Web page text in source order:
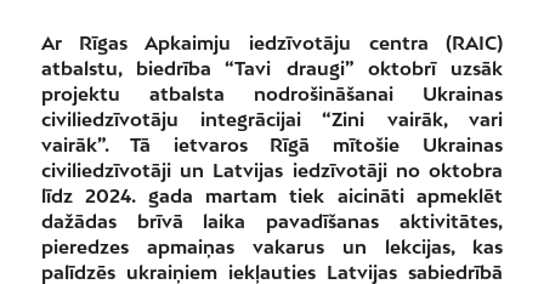
Ar Rīgas Apkaimju iedzīvotāju centra (RAIC)
atbalstu, biedrība “Tavi draugi” oktobrī uzsāk
projektu atbalsta nodrošināšanai Ukrainas
civiliedzīvotāju integrācijai “Zini vairāk, vari
vairāk”. Tā ietvaros Rīgā mītošie Ukrainas
civiliedzīvotāji un Latvijas iedzīvotāji no oktobra
līdz 2024. gada martam tiek aicināti apmeklēt
dažādas brīvā laika pavadīšanas aktivitātes,
pieredzes apmaiņas vakarus un lekcijas, kas
palīdzēs ukraiņiem iekļauties Latvijas sabiedrībā